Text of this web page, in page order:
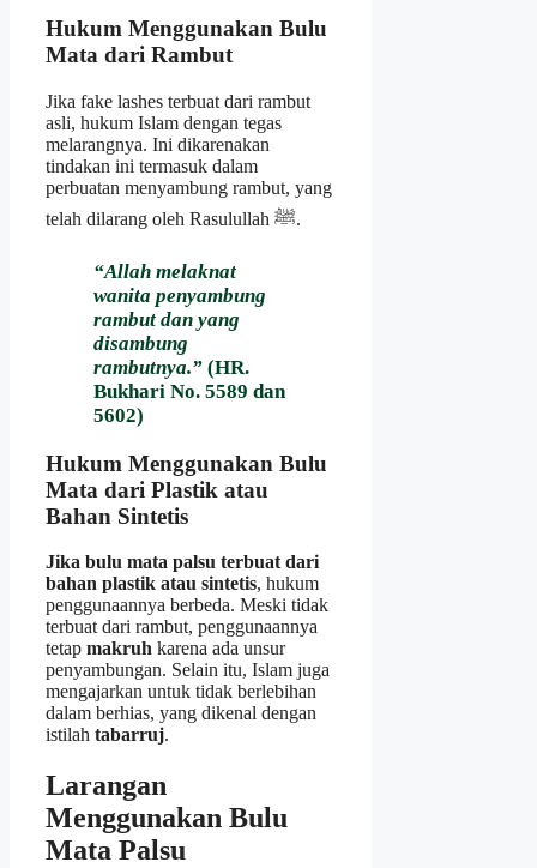
Hukum Menggunakan Bulu
Mata dari Rambut
Jika fake lashes terbuat dari rambut
asli, hukum Islam dengan tegas
melarangnya. Ini dikarenakan
tindakan ini termasuk dalam
perbuatan menyambung rambut, yang
telah dilarang oleh Rasulullah ﷺ.
“Allah melaknat
wanita penyambung
rambut dan yang
disambung
rambutnya.” (HR.
Bukhari No. 5589 dan
5602)
Hukum Menggunakan Bulu
Mata dari Plastik atau
Bahan Sintetis
Jika bulu mata palsu terbuat dari
bahan plastik atau sintetis, hukum
penggunaannya berbeda. Meski tidak
terbuat dari rambut, penggunaannya
tetap makruh karena ada unsur
penyambungan. Selain itu, Islam juga
mengajarkan untuk tidak berlebihan
dalam berhias, yang dikenal dengan
istilah tabarruj.
Larangan
Menggunakan Bulu
Mata Palsu